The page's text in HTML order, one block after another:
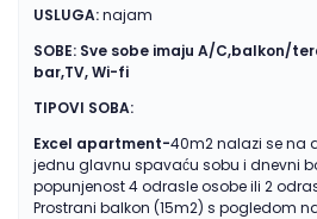
USLUGA:najam
SOBE: Sve sobe imaju A/C,balkon/
bar,TV, Wi-fi
TIPOVI SOBA:
Excel apartment-40m2 nalazi se na
jednu glavnu spavaću sobu i dnevni
popunjenost 4 odrasle osobe ili 2
Prostrani balkon (15m2) s pogledom